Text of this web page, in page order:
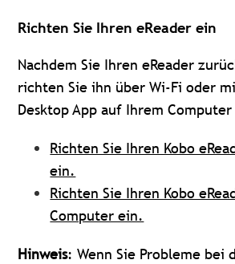
Richten Sie Ihren eReader ein
Nachdem Sie Ihren eReader
richten Sie ihn über Wi-Fi oder
Desktop App auf Ihrem
Richten Sie Ihren Kobo
ein.
Richten Sie Ihren Kobo
Computer ein.
Hinweis: Wenn Sie Probleme bei